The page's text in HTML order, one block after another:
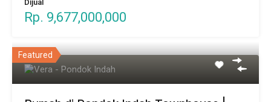
Dijual
Rp. 9,677,000,000
Featured